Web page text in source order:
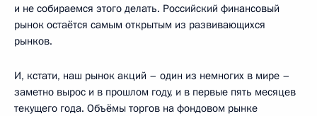
и не собираемся этого делать. Российский финансовый
рынок остаётся самым открытым из развивающихся
рынков.
И, кстати, наш рынок акций – один из немногих в мире –
заметно вырос и в прошлом году, и в первые пять месяцев
текущего года. Объёмы торгов на фондовом рынке